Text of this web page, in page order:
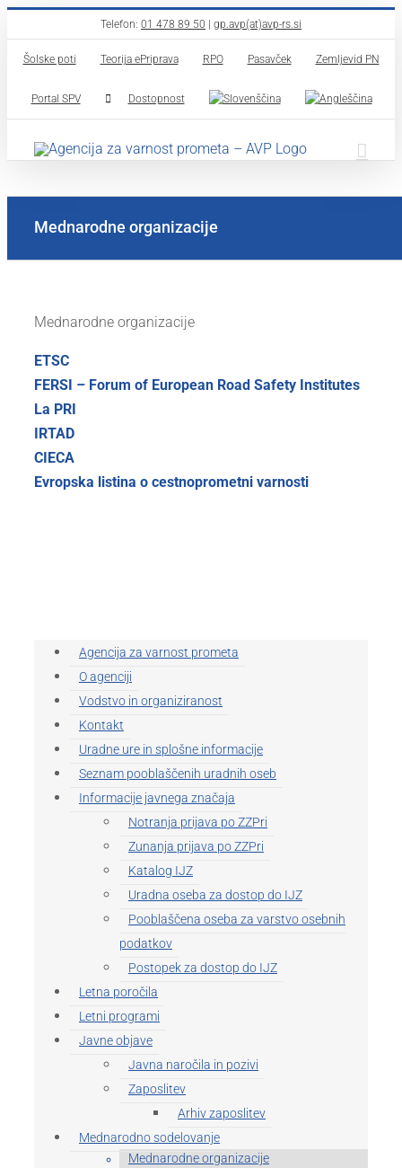
to
content
Telefon: 01 478 89 50 gp.avp(at)avp-rs.si
Šolske poti Teorija ePriprava RPO Pasavček Zemljevid PN
Portal SPV Dostopnost
Mednarodne organizacije
Mednarodne organizacije
ETSC
FERSI – Forum of European Road Safety Institutes
La PRI
IRTAD
CIECA
Evropska listina o cestnoprometni varnosti
Agencija za varnost prometa
O agenciji
Vodstvo in organiziranost
Kontakt
Uradne ure in splošne informacije
Seznam pooblaščenih uradnih oseb
Informacije javnega značaja
Notranja prijava po ZZPri
Zunanja prijava po ZZPri
Katalog IJZ
Uradna oseba za dostop do IJZ
Pooblaščena oseba za varstvo osebnih
podatkov
Postopek za dostop do IJZ
Letna poročila
Letni programi
Javne objave
Javna naročila in pozivi
Zaposlitev
Arhiv zaposlitev
Mednarodno sodelovanje
Mednarodne organizacije